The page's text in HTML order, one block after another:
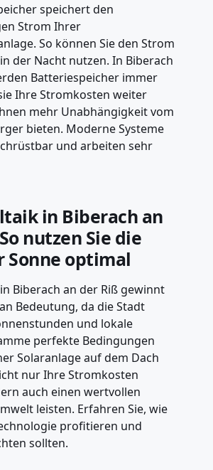
speichert den
Strom Ihrer
So können Sie den Strom
der Nacht nutzen. In Biberach
Batteriespeicher immer
Ihre Stromkosten weiter
mehr Unabhängigkeit vom
bieten. Moderne Systeme
und arbeiten sehr
in Biberach an
nutzen Sie die
Sonne optimal
in Biberach an der Riß gewinnt
Bedeutung, da die Stadt
und lokale
perfekte Bedingungen
Solaranlage auf dem Dach
nur Ihre Stromkosten
auch einen wertvollen
leisten. Erfahren Sie, wie
profitieren und
sollten.